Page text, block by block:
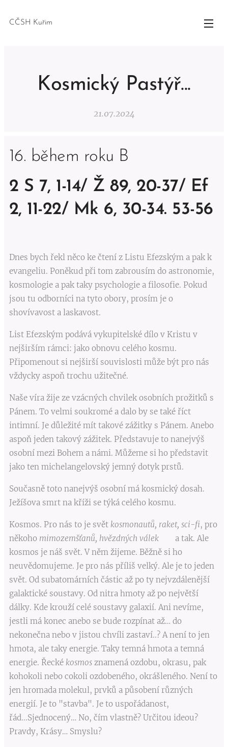
CČSH Kuřim
Kosmický Pastýř...
21.07.2024
16. během roku B
2 S 7, 1-14/ Ž 89, 20-37/ Ef
2, 11-22/ Mk 6, 30-34. 53-56
Dnes bych řekl něco ke čtení z Listu Efezským a pak k
evangeliu. Poněkud při tom zabrousím do astronomie,
kosmologie a pak taky psychologie a filosofie. Pokud
jsou tu odborníci na tyto obory, prosím je o
shovívavost a laskavost.
List Efezským podává vykupitelské dílo v Kristu v
nejširším rámci: jako obnovu celého kosmu.
Připomenout si nejširší souvislosti může být pro nás
vždycky aspoň trochu užitečné.
Naše víra žije ze vzácných chvilek osobních prožitků s
Pánem. To velmi soukromé a dalo by se také říct
intimní. Je důležité mít takové zážitky s Pánem. Anebo
aspoň jeden takový zážitek. Představuje to nanejvýš
osobní mezi Bohem a námi. Můžeme si ho představit
jako ten michelangelovský jemný dotyk prstů.
Současně toto nanejvýš osobní má kosmický dosah.
Ježíšova smrt na kříži se týká celého kosmu.
Kosmos. Pro nás to je svět kosmonautů, raket, sci-fi, pro
někoho mimozemšťanů, hvězdných válek a tak. Ale
kosmos je náš svět. V něm žijeme. Běžně si ho
neuvědomujeme. Je pro nás příliš velký. Ale je to jeden
svět. Od subatomárních částic až po ty nejvzdálenější
galaktické soustavy. Od nitra hmoty až po největší
dálky. Kde krouží celé soustavy galaxií. Ani nevíme,
jestli má konec anebo se bude rozpínat až… do
nekonečna nebo v jistou chvíli zastaví..? A není to jen
hmota, ale taky energie. Taky temná hmota a temná
energie. Řecké kosmos znamená ozdobu, okrasu, pak
kohokoli nebo cokoli ozdobeného, okrášleného. Není to
jen hromada molekul, prvků a působení různých
energií. Je to "stavba". Je to uspořádanost,
řád...Sjednocený… No, čím vlastně? Určitou ideou?
Pravdy, Krásy… Smyslu?